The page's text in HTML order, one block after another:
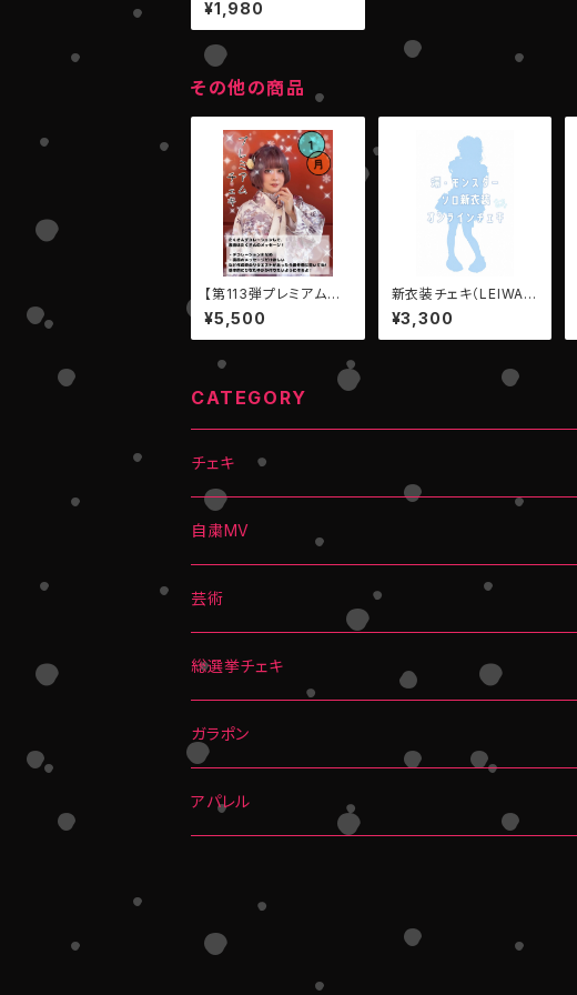
oto】
¥1,980
その他の商品
【第113弾プレミアムチ
ェキ】（AIBECK：ひなた
ゆか）
¥5,500
新衣装チェキ（LEIWA
N：澪・モンスター）
¥3,300
CATEGORY
チェキ
自粛MV
芸術
総選挙チェキ
ガラポン
アパレル